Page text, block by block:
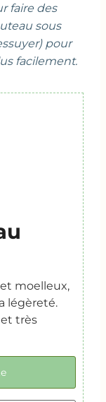
faire des
sous
pour
facilement.
moelleux,
légèreté.
très